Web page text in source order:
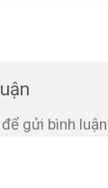
để gửi bình